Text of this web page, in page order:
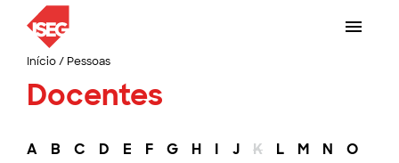
Início/ Pessoas
Docentes
A B C D E F G H I J K L M N O